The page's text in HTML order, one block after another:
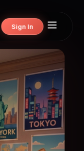
Sign In